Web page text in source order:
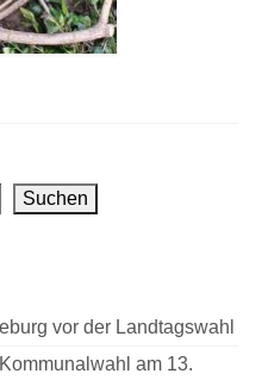
Suchen
vor der Landtagswahl
am 13.